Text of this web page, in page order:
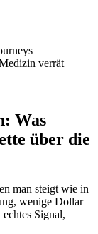
verrät
Was
über die
man steigt wie in
wenige Dollar
Signal,